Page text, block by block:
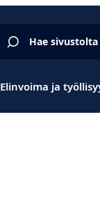
Hae sivustolta
Elinvoima ja